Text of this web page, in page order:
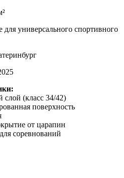
универсального спортивного
слой (класс 34/42)
поверхность
от царапин
соревнований